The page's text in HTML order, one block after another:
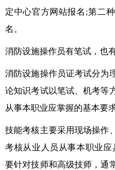
定中心官方网站报名;第二
名。
消防设施操作员有笔试，也
消防设施操作员证考试分为
论知识考试以笔试、机考等
从事本职业应掌握的基本要
技能考核主要采用现场操作
考核从业人员从事本职业
要针对技师和高级技师，通